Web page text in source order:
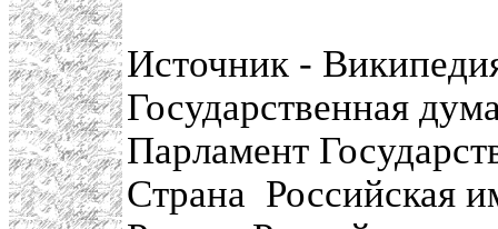
Источник -
Государственная
Парламент
Страна Российская